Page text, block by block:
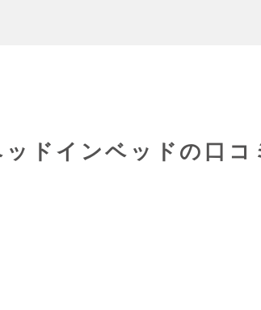
ドインベッドの口コ